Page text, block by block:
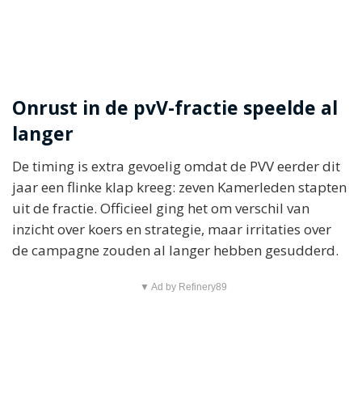
Onrust in de pvV-fractie speelde al
langer
De timing is extra gevoelig omdat de PVV eerder dit
jaar een flinke klap kreeg: zeven Kamerleden stapten
uit de fractie. Officieel ging het om verschil van
inzicht over koers en strategie, maar irritaties over
de campagne zouden al langer hebben gesudderd.
▼ Ad by Refinery89